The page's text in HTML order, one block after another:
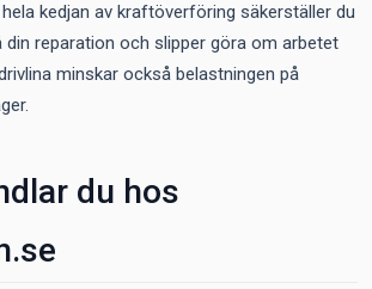
kedjan av kraftöverföring säkerställer du
din reparation och slipper göra om arbetet
minskar också belastningen på
du hos